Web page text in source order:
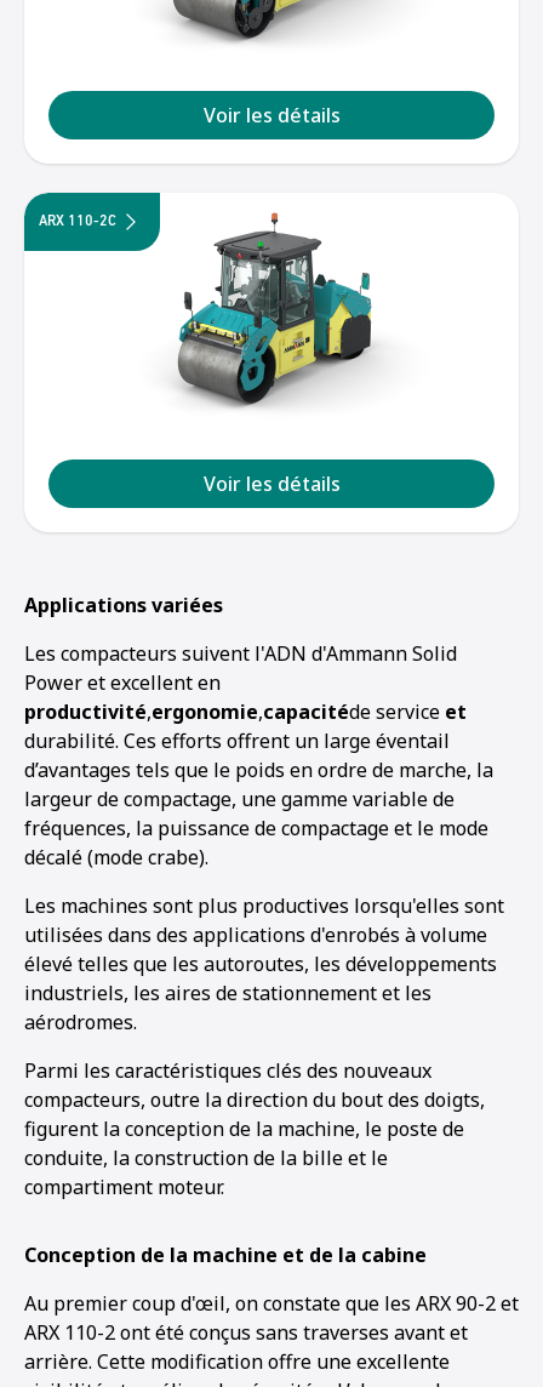
Voir les détails
ARX 110-2C
Voir les détails
Applications variées
Les compacteurs suivent l'ADN d'Ammann Solid
Power et excellent en
productivité,ergonomie,capacitéde service et
durabilité. Ces efforts offrent un large éventail
d’avantages tels que le poids en ordre de marche, la
largeur de compactage, une gamme variable de
fréquences, la puissance de compactage et le mode
décalé (mode crabe).
Les machines sont plus productives lorsqu'elles sont
utilisées dans des applications d'enrobés à volume
élevé telles que les autoroutes, les développements
industriels, les aires de stationnement et les
aérodromes.
Parmi les caractéristiques clés des nouveaux
compacteurs, outre la direction du bout des doigts,
figurent la conception de la machine, le poste de
conduite, la construction de la bille et le
compartiment moteur.
Conception de la machine et de la cabine
Au premier coup d'œil, on constate que les ARX 90-2 et
ARX 110-2 ont été conçus sans traverses avant et
arrière. Cette modification offre une excellente